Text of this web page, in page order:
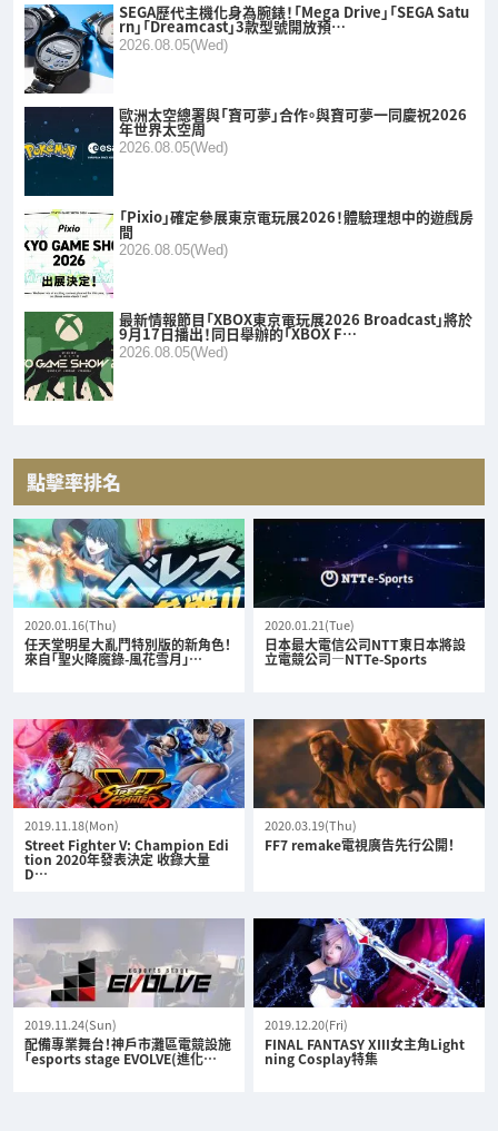
SEGA歷代主機化身為腕錶！「Mega Drive」「SEGA Satu
rn」「Dreamcast」3款型號開放預…
2026.08.05(Wed)
歐洲太空總署與「寶可夢」合作。與寶可夢一同慶祝2026
年世界太空周
2026.08.05(Wed)
「Pixio」確定參展東京電玩展2026！體驗理想中的遊戲房
間
2026.08.05(Wed)
最新情報節目「XBOX東京電玩展2026 Broadcast」將於
9月17日播出！同日舉辦的「XBOX F…
2026.08.05(Wed)
點擊率排名
2020.01.16(Thu)
任天堂明星大亂鬥特別版的新角色！
來自「聖火降魔錄-風花雪月」…
2020.01.21(Tue)
日本最大電信公司NTT東日本將設
立電競公司—NTTe-Sports
2019.11.18(Mon)
Street Fighter V: Champion Edi
tion 2020年發表決定 收錄大量
D…
2020.03.19(Thu)
FF7 remake電視廣告先行公開！
2019.11.24(Sun)
配備專業舞台！神戶市灘區電競設施
「esports stage EVOLVE(進化…
2019.12.20(Fri)
FINAL FANTASY XIII女主角Light
ning Cosplay特集